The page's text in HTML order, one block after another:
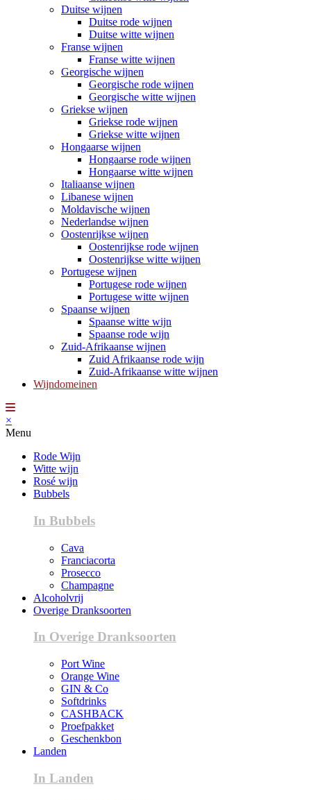
Duitse wijnen
Duitse rode wijnen
Duitse witte wijnen
Franse wijnen
Franse witte wijnen
Georgische wijnen
Georgische rode wijnen
Georgische witte wijnen
Griekse wijnen
Griekse rode wijnen
Griekse witte wijnen
Hongaarse wijnen
Hongaarse rode wijnen
Hongaarse witte wijnen
Italiaanse wijnen
Libanese wijnen
Moldavische wijnen
Nederlandse wijnen
Oostenrijkse wijnen
Oostenrijkse rode wijnen
Oostenrijkse witte wijnen
Portugese wijnen
Portugese rode wijnen
Portugese witte wijnen
Spaanse wijnen
Spaanse witte wijn
Spaanse rode wijn
Zuid-Afrikaanse wijnen
Zuid Afrikaanse rode wijn
Zuid-Afrikaanse witte wijnen
Wijndomeinen
×
Menu
Rode Wijn
Witte wijn
Rosé wijn
Bubbels
In Bubbels
Cava
Franciacorta
Prosecco
Champagne
Alcoholvrij
Overige Dranksoorten
In Overige Dranksoorten
Port Wine
Orange Wine
GIN & Co
Softdrinks
CASHBACK
Proefpakket
Geschenkbon
Landen
In Landen